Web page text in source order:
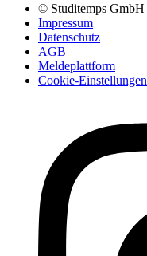
© Studitemps GmbH
Impressum
Datenschutz
AGB
Meldeplattform
Cookie-Einstellungen